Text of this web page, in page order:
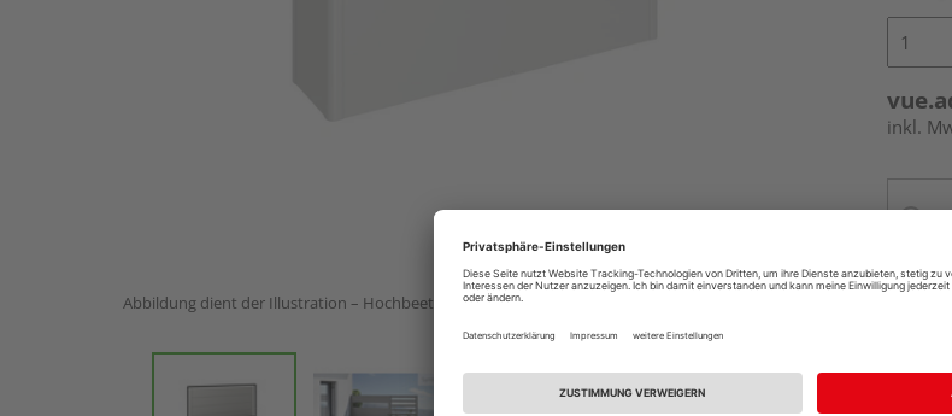
Abbildung dient der Illustration – Hochbeet nicht im Lieferumfang enthalten.
inkl.